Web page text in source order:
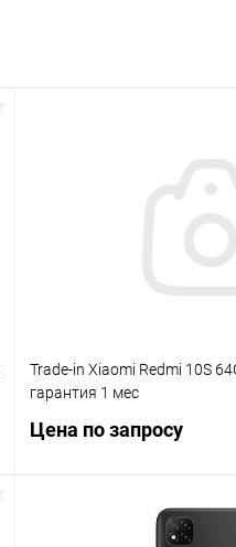
Trade-in Xiaomi Redmi 10S
гарантия 1 мес
Цена по запросу